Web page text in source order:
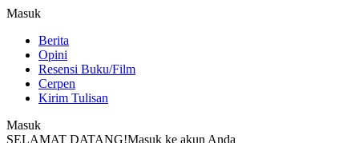
Masuk
Berita
Opini
Resensi Buku/Film
Cerpen
Kirim Tulisan
Masuk
SELAMAT DATANG!Masuk ke akun Anda